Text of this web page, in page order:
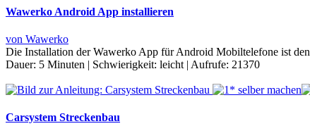
Wawerko Android App installieren
von Wawerko
Die Installation der Wawerko App für Android Mobiltelefone ist
Dauer: 5 Minuten | Schwierigkeit: leicht | Aufrufe: 21370
Carsystem Streckenbau